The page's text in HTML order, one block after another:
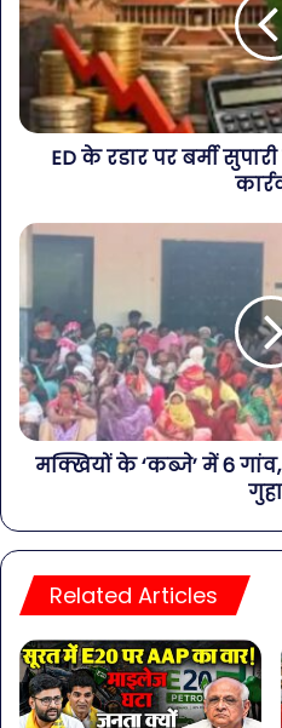
ED के रडार पर बर्मी
मक्खियों के ‘कब्जे’ में 6
Related Articles